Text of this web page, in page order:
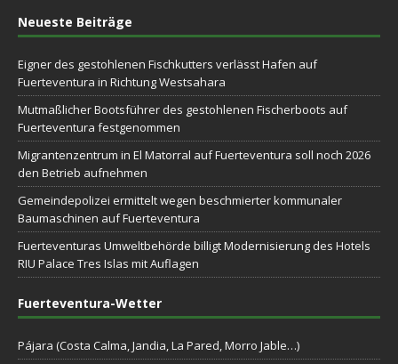
Neueste Beiträge
Eigner des gestohlenen Fischkutters verlässt Hafen auf
Fuerteventura in Richtung Westsahara
Mutmaßlicher Bootsführer des gestohlenen Fischerboots auf
Fuerteventura festgenommen
Migrantenzentrum in El Matorral auf Fuerteventura soll noch 2026
den Betrieb aufnehmen
Gemeindepolizei ermittelt wegen beschmierter kommunaler
Baumaschinen auf Fuerteventura
Fuerteventuras Umweltbehörde billigt Modernisierung des Hotels
RIU Palace Tres Islas mit Auflagen
Fuerteventura-Wetter
Pájara (Costa Calma, Jandia, La Pared, Morro Jable…)